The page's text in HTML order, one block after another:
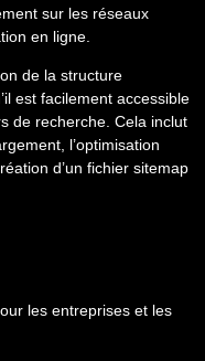
sur les réseaux
en ligne.
de la structure
est facilement accessible
de recherche. Cela inclut
l’optimisation
d’un fichier sitemap
les entreprises et les